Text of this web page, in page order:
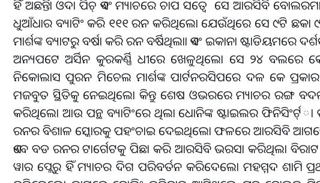
ହିଁ ଅଛନ୍ତିା ଓଦା ପିଚ୍ ଏବଂ ମ୍ୟାଚରେ ଚାପ ସତ୍ୱେ ସେ ଆରସିବି
ଧୁଆଁଧାର ବ୍ୟାଟିଂ କରି ୧୧୧ ରନ କରିଥିଲୋ ଯେଉଁଥିରେ ସେ ୯ଟି ଛକା ୯
ମାର୍ଶଙ୍କ ବ୍ୟାଟରୁ ବର୍ଷା କରି ରନ ବର୍ଷିଥିଲାା ଏବଂ ଇକାନା ଷ୍ଟାଡିୟମରେ
ଅନ୍ୟପଟେ ଅର୍ସିନ କୁରକର୍ଣ୍ଣି ଧୀରେ ଖେଳୁଥିଲୋ ସେ ୨୪
ନିକୋଲାସ ପୁରନ ମିଚେଲ ମାର୍ଶଙ୍କ ପାର୍ଟନରସିପରେ ଦଳ କେ
ମଜବୁତ ସ୍ଥିତିକୁ ନେଇଥିଲୋ କିନ୍ତୁ ଶେଷ ଓଭରରେ ମ୍ୟାଚର ରଙ୍ଗ
କରିଥିଲୋ ଆଉ ପନ୍ଥ ବ୍ୟାଟିଂରେ ଥିଲା ଧୋନିଙ୍କ ଷ୍ଟାଇଲର
ରନର ବିଶାଳ ସ୍କୋରକୁ ପହଂଚାଇ ଦେଇଥିଲୋ ଫଳରେ ଆରସିବି ଆଗରେ
ଏବେ ବଡ ରନର ଟାର୍ଗେଟକୁ ପିଛା କରି ଆରସିବି ଭରସା କରିଥିଲା ବିରାଟ
ୱାର ପ୍ଲେରୁ ହିଁ ମ୍ୟାଚର ଦିଗ ପରିବର୍ତନ କରିଦେଲୋ ମହମ୍ମଦ ଶାମି